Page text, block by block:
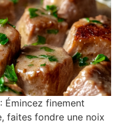
Émincez finement
faites fondre une noix